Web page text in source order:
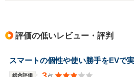
評価の低いレビュー・評判
スマートの個性や使い勝手をEVで実
総合評価